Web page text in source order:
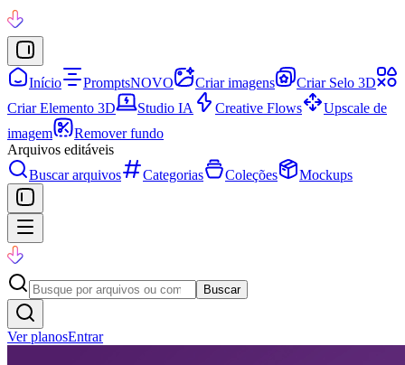
Início PromptsNOVO Criar imagens
Criar Selo 3D
Criar Elemento 3D
Studio IA Creative Flows
Upscale de
imagem
Remover fundo
Arquivos editáveis
Buscar arquivos
Categorias Coleções Mockups
Buscar
Ver planosEntrar